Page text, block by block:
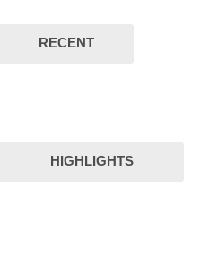
RECENT
HIGHLIGHTS